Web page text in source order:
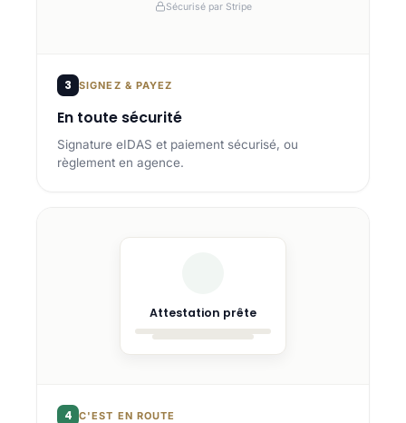
Sécurisé par Stripe
3 SIGNEZ & PAYEZ
En toute sécurité
Signature eIDAS et paiement sécurisé, ou
règlement en agence.
Attestation prête
4 C'EST EN ROUTE